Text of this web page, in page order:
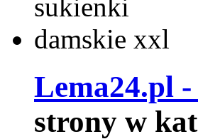
Lema24.pl
strony w